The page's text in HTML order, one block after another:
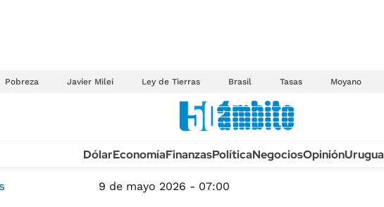
Pobreza Javier Milei Ley de Tierras Brasil Tasas Moyano
TECNOLOGÍA
MÉXICO
DólarEconomíaFinanzasPolíticaNegociosOpinión
9 de mayo 2026 - 07:00